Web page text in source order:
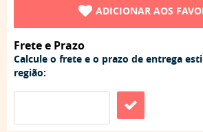
ADICIONAR AOS
Frete e Prazo
Calcule o frete e o prazo de entrega
região: